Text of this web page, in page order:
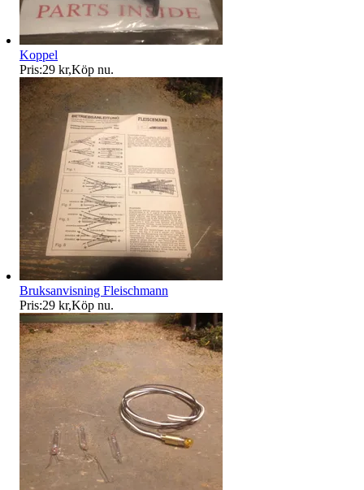
Koppel
Pris:29 kr,Köp nu.
Bruksanvisning Fleischmann
Pris:29 kr,Köp nu.